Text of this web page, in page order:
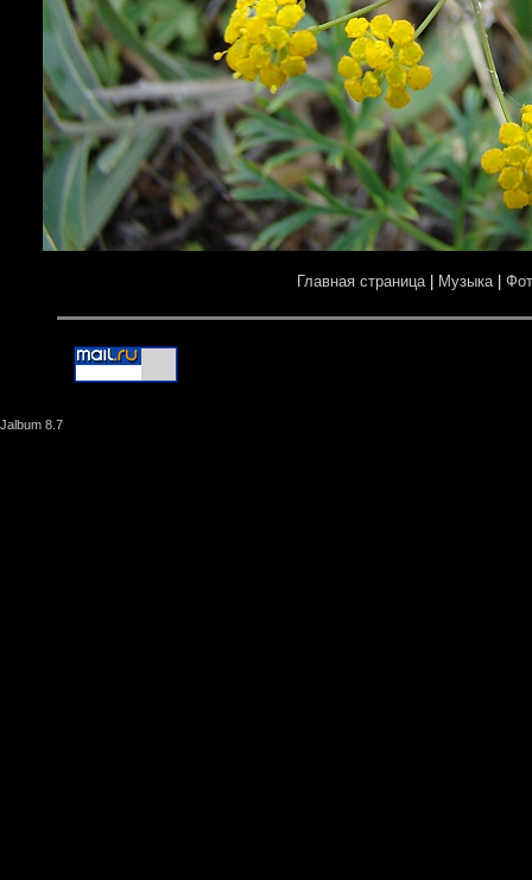
Главная страница| Музыка|
Jalbum 8.7